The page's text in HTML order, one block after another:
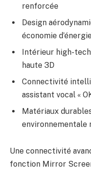
renforcée
Design
économie d’énergie
Intérieur high-
haute 3D
Connectivité
assistant vocal «
Matériaux
environnementale
Une connectivité
fonction Mirror